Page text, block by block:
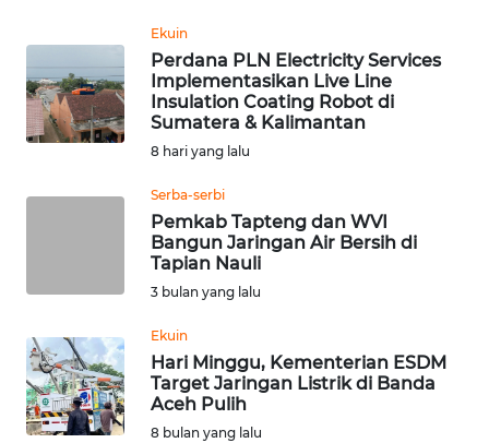
Ekuin
Perdana PLN Electricity Services
Implementasikan Live Line
Insulation Coating Robot di
Sumatera & Kalimantan
8 hari yang lalu
Serba-serbi
Pemkab Tapteng dan WVI
Bangun Jaringan Air Bersih di
Tapian Nauli
3 bulan yang lalu
Ekuin
Hari Minggu, Kementerian ESDM
Target Jaringan Listrik di Banda
Aceh Pulih
8 bulan yang lalu
KONTAK
KAMI
MEDIA
SIBER
REDAKSI